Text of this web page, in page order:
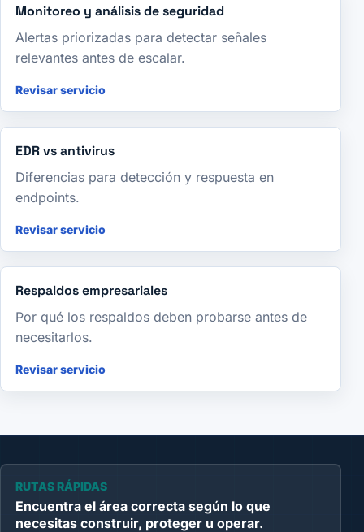
Monitoreo y análisis de seguridad
Alertas priorizadas para detectar señales
relevantes antes de escalar.
Revisar servicio
EDR vs antivirus
Diferencias para detección y respuesta en
endpoints.
Revisar servicio
Respaldos empresariales
Por qué los respaldos deben probarse antes de
necesitarlos.
Revisar servicio
RUTAS RÁPIDAS
Encuentra el área correcta según lo que
necesitas construir, proteger u operar.